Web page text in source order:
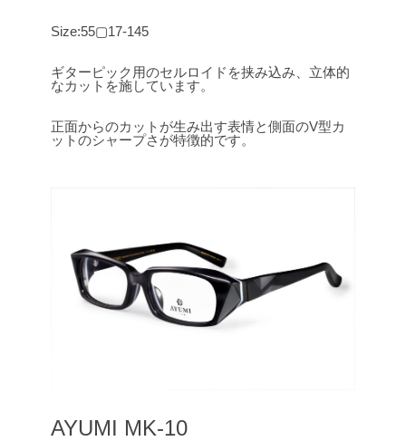
Size:55▢17-145
ギターピック用のセルロイドを挟み込み、立体的
なカットを施しています。
正面からのカットが生み出す表情と側面のV型カ
ットのシャープさが特徴的です。
AYUMI MK-10